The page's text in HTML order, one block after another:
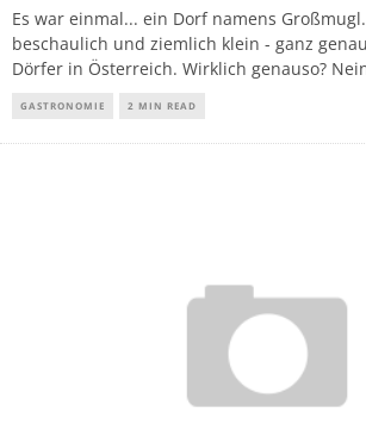
Es war einmal... ein Dorf namens
beschaulich und ziemlich klein - ganz
Dörfer in Österreich. Wirklich genauso?
GASTRONOMIE 2 MIN READ